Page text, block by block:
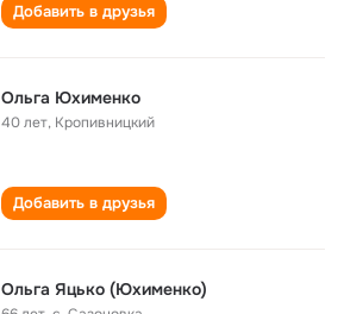
Добавить в друзья
Ольга Юхименко
40 лет, Кропивницкий
Добавить в друзья
Ольга Яцько (Юхименко)